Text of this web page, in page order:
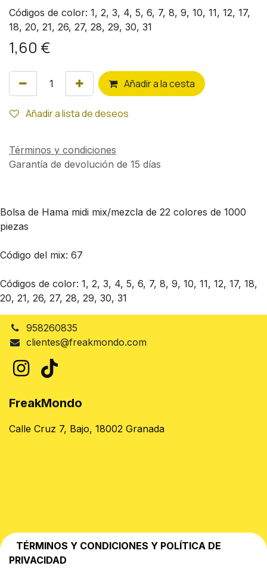
Códigos de color: 1, 2, 3, 4, 5, 6, 7, 8, 9, 10, 11, 12, 17,
18, 20, 21, 26, 27, 28, 29, 30, 31
1,60 €
Añadir a la cesta
Añadir a lista de deseos
Términos y condiciones
Garantía de devolución de 15 días
Bolsa de Hama midi mix/mezcla de 22 colores de 1000
piezas
Código del mix: 67
Códigos de color: 1, 2, 3, 4, 5, 6, 7, 8, 9, 10, 11, 12, 17, 18,
20, 21, 26, 27, 28, 29, 30, 31
958260835
clientes@freakmondo.com
FreakMondo
Calle Cruz 7, Bajo, 18002 Granada
TÉRMINOS Y CONDICIONES Y POLÍTICA DE
PRIVACIDAD